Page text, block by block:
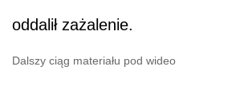
oddalił zażalenie.
Dalszy ciąg materiału pod wideo